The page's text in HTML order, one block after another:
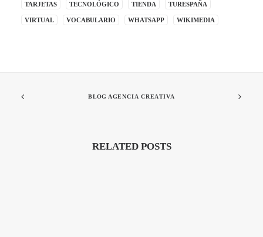
TARJETAS TECNOLÓGICO TIENDA TURESPAÑA
VIRTUAL VOCABULARIO WHATSAPP WIKIMEDIA
BLOG AGENCIA CREATIVA
RELATED POSTS